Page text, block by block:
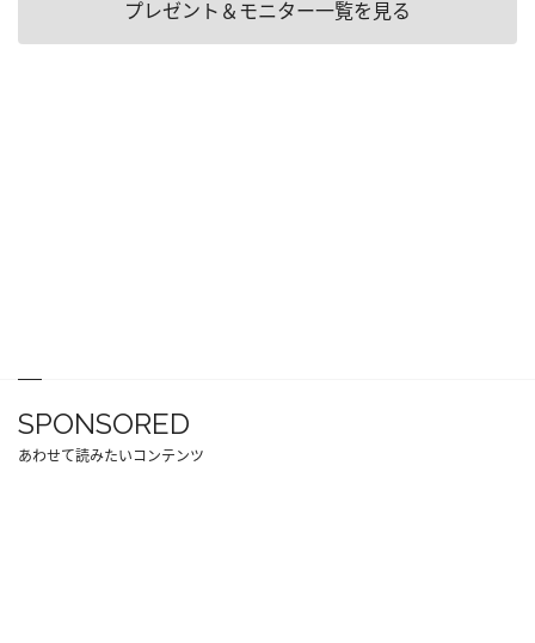
プレゼント＆モニター一覧を見る
SPONSORED
あわせて読みたいコンテンツ